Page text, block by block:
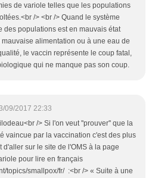
de variole telles que les populations
/> <br /> Quand le système
des populations est en mauvais état
alimentation ou à une eau de
le vaccin représente le coup fatal,
qui ne manque pas son coup.
09/2017 22:33
/> Si l'on veut ''prouver'' que la
vaincue par la vaccination c'est des plus
d'aller sur le site de l'OMS à la page
pour lire en français
topics/smallpox/fr/ :<br /> « Suite à une